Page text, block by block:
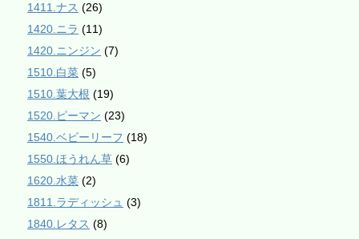
1411.ナス (26)
1420.ニラ (11)
1420.ニンジン (7)
1510.白菜 (5)
1510.葉大根 (19)
1520.ピーマン (23)
1540.ベビーリーフ (18)
1550.ほうれん草 (6)
1620.水菜 (2)
1811.ラディッシュ (3)
1840.レタス (8)